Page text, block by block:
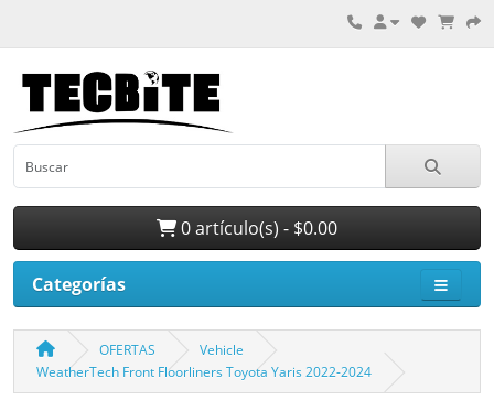
0 artículo(s) - $0.00
Categorías
OFERTAS
Vehicle
WeatherTech Front Floorliners Toyota Yaris 2022-2024